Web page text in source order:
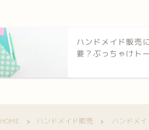
ハンドメイド販売
要？ぶっちゃけト
HOME ハンドメイド販売 ハンドメ